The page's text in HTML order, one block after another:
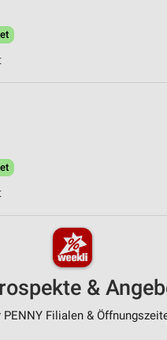
&
Filialen &